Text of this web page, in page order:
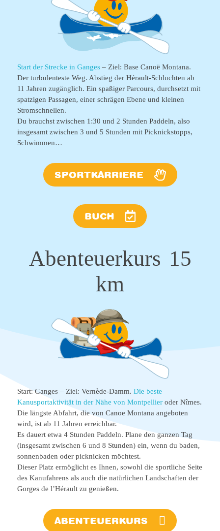
Start der Strecke in Ganges – Ziel: Base Canoë Montana.
Der turbulenteste Weg. Abstieg der Hérault-Schluchten ab
11 Jahren zugänglich. Ein spaßiger Parcours, durchsetzt mit
spatzigen Passagen, einer schrägen Ebene und kleinen
Stromschnellen.
Du brauchst zwischen 1:30 und 2 Stunden Paddeln, also
insgesamt zwischen 3 und 5 Stunden mit Picknickstopps,
Schwimmen…
SPORTKARRIERE
BUCH
Abenteuerkurs 15
km
Start: Ganges – Ziel: Vernède-Damm. Die beste
Kanusportaktivität in der Nähe von Montpellier oder Nîmes.
Die längste Abfahrt, die von Canoe Montana angeboten
wird, ist ab 11 Jahren erreichbar.
Es dauert etwa 4 Stunden Paddeln. Plane den ganzen Tag
(insgesamt zwischen 6 und 8 Stunden) ein, wenn du baden,
sonnenbaden oder picknicken möchtest.
Dieser Platz ermöglicht es Ihnen, sowohl die sportliche Seite
des Kanufahrens als auch die natürlichen Landschaften der
Gorges de l’Hérault zu genießen.
ABENTEUERKURS